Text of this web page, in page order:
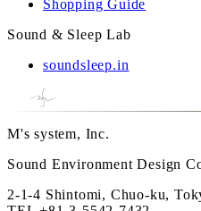
Shopping Guide
Sound & Sleep Lab
soundsleep.in
M's system, Inc.
Sound Environment Design
2-1-4 Shintomi, Chuo-ku,